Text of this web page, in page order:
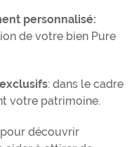
personnalisé:
de votre bien Pure
: dans le cadre
votre patrimoine.
découvrir